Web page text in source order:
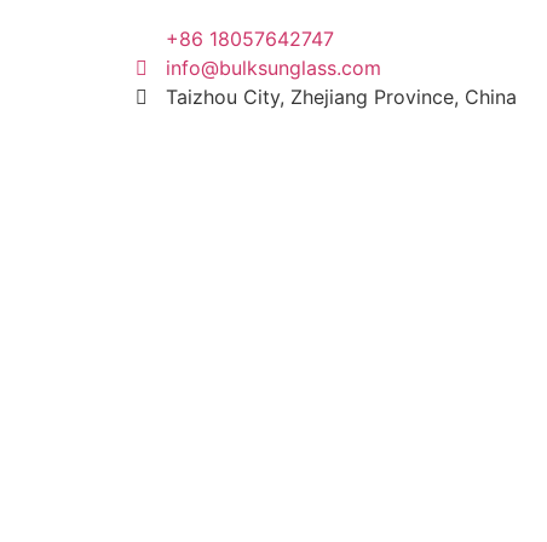
+86 18057642747
info@bulksunglass.com
Taizhou City, Zhejiang Province, China